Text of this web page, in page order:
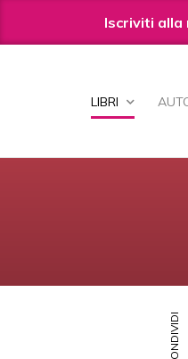
Iscriviti alla
LIBRI
contenuti.
|
navigazione